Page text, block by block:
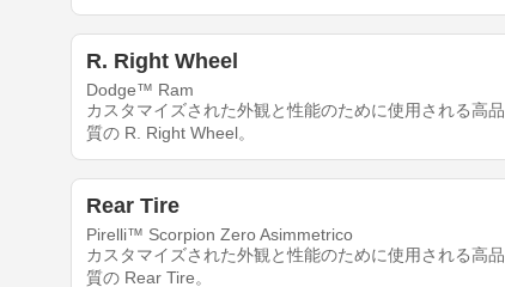
R. Right Wheel
Dodge™ Ram
カスタマイズされた外観と性能のために使用される高品
質の R. Right Wheel。
Rear Tire
Pirelli™ Scorpion Zero Asimmetrico
カスタマイズされた外観と性能のために使用される高品
質の Rear Tire。